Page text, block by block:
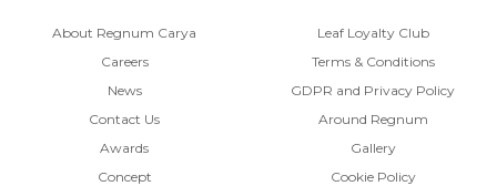
About Regnum Carya
Careers
News
Contact Us
Awards
Concept
Leaf Loyalty Club
Terms & Conditions
GDPR and Privacy Policy
Around Regnum
Gallery
Cookie Policy